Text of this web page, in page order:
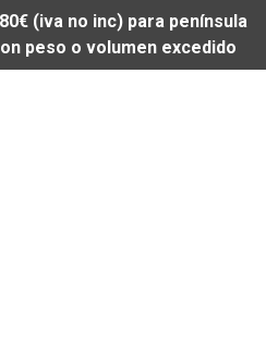
(iva no inc) para península
peso o volumen excedido